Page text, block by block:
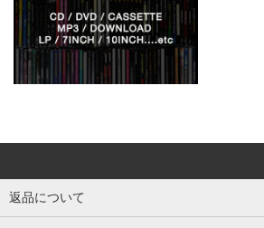
返品について